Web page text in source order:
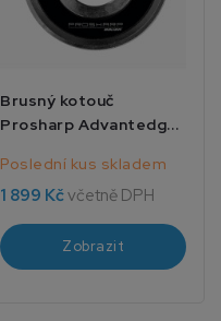
Brusný kotouč
Prosharp Advantedge
Poslední kus skladem
1 899 Kčvčetně DPH
Zobrazit